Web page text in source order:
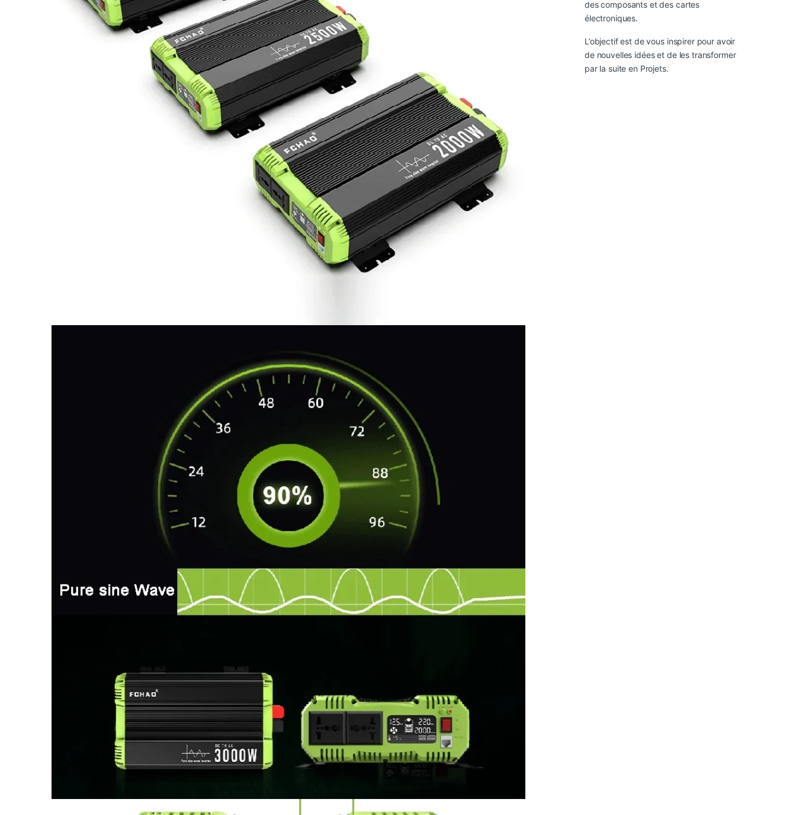
des composants et des cartes
électroniques.
L’objectif est de vous inspirer pour avoir
de nouvelles idées et de les transformer
par la suite en Projets.